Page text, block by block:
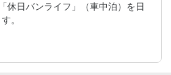
休日バンライフ」（車中泊）を日
。